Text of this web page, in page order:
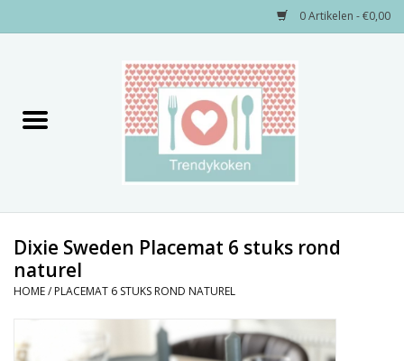
0 Artikelen - €0,00
Decoratie
Keukengerei
Textiel
Dixie Sweden Placemat 6 stuks rond
naturel
HOME/ PLACEMAT 6 STUKS ROND NATUREL